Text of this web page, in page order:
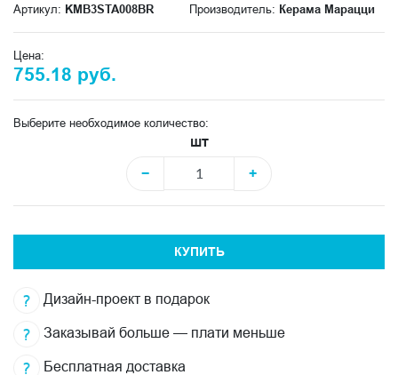
Артикул: KMB3STA008BR Производитель: Керама Марацци
Цена:
755.18 руб.
Выберите необходимое количество:
шт
−
+
КУПИТЬ
Дизайн-проект в подарок
Заказывай больше — плати меньше
Бесплатная доставка